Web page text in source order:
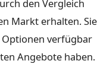
den Vergleich
Markt erhalten. Sie
Optionen verfügbar
Angebote haben.